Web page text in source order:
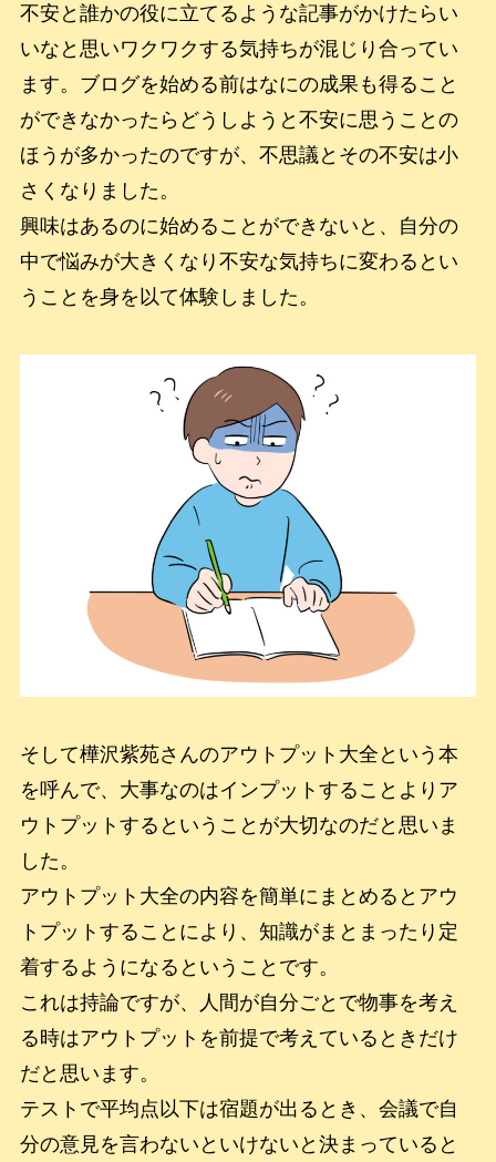
不安と誰かの役に立てるような記事がかけたらい
いなと思いワクワクする気持ちが混じり合ってい
ます。ブログを始める前はなにの成果も得ること
ができなかったらどうしようと不安に思うことの
ほうが多かったのですが、不思議とその不安は小
さくなりました。
興味はあるのに始めることができないと、自分の
中で悩みが大きくなり不安な気持ちに変わるとい
うことを身を以て体験しました。
そして樺沢紫苑さんのアウトプット大全という本
を呼んで、大事なのはインプットすることよりア
ウトプットするということが大切なのだと思いま
した。
アウトプット大全の内容を簡単にまとめるとアウ
トプットすることにより、知識がまとまったり定
着するようになるということです。
これは持論ですが、人間が自分ごとで物事を考え
る時はアウトプットを前提で考えているときだけ
だと思います。
テストで平均点以下は宿題が出るとき、会議で自
分の意見を言わないといけないと決まっていると